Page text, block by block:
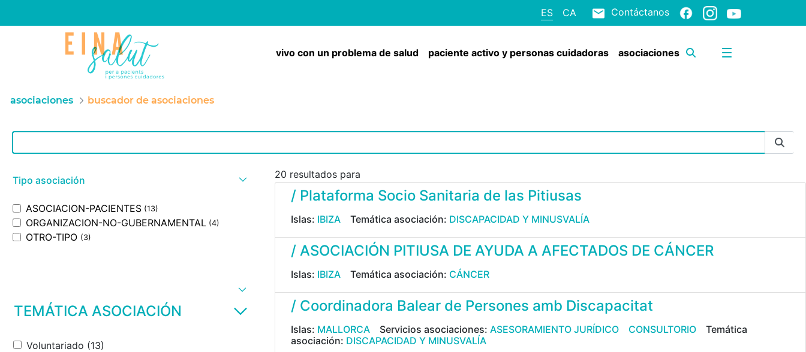
ES CA Contáctanos
vivo con un problema de salud paciente activo y personas cuidadoras asociaciones
asociaciones buscador de asociaciones
Barra de búsqueda
Tipo asociación
ASOCIACION-PACIENTES (13)
ORGANIZACION-NO-GUBERNAMENTAL (4)
OTRO-TIPO (3)
TEMÁTICA ASOCIACIÓN
Voluntariado (13)
20 resultados para
/ Plataforma Socio Sanitaria de las Pitiusas
Islas: IBIZA Temática asociación: DISCAPACIDAD Y MINUSVALÍA
/ ASOCIACIÓN PITIUSA DE AYUDA A AFECTADOS DE CÁNCER
Islas: IBIZA Temática asociación: CÁNCER
/ Coordinadora Balear de Persones amb Discapacitat
Islas: MALLORCA Servicios asociaciones: ASESORAMIENTO JURÍDICO CONSULTORIO
Temática
asociación: DISCAPACIDAD Y MINUSVALÍA